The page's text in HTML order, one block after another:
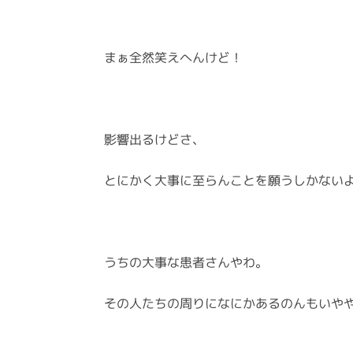
まぁ全然笑えへんけど！
影響出るけどさ、
とにかく大事に至らんことを願うしかないよ
うちの大事な患者さんやわ。
その人たちの周りになにかあるのんもいやや